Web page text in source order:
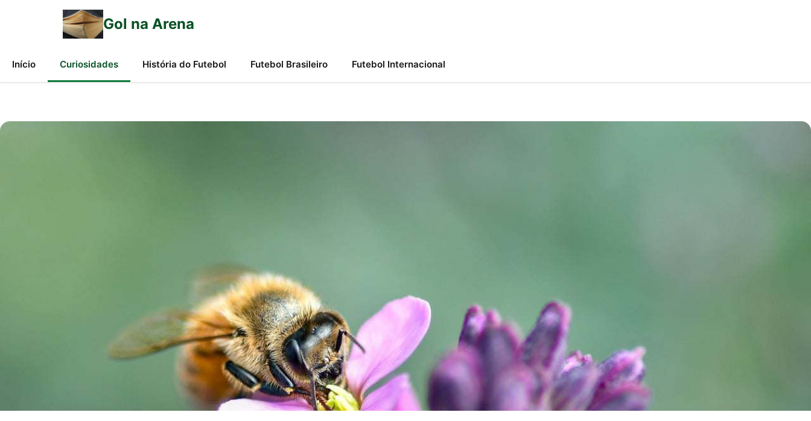
Gol na Arena
Início Curiosidades História do Futebol Futebol Brasileiro Futebol Internacional